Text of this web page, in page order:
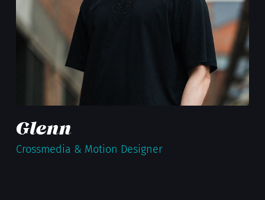
Glenn
Crossmedia & Motion Designer